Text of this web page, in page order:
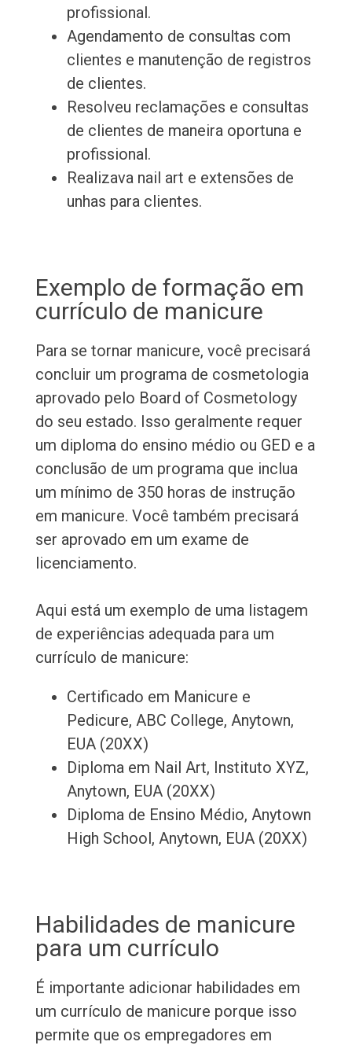
profissional.
Agendamento de consultas com
clientes e manutenção de registros
de clientes.
Resolveu reclamações e consultas
de clientes de maneira oportuna e
profissional.
Realizava nail art e extensões de
unhas para clientes.
Exemplo de formação em
currículo de manicure
Para se tornar manicure, você precisará
concluir um programa de cosmetologia
aprovado pelo Board of Cosmetology
do seu estado. Isso geralmente requer
um diploma do ensino médio ou GED e a
conclusão de um programa que inclua
um mínimo de 350 horas de instrução
em manicure. Você também precisará
ser aprovado em um exame de
licenciamento.
Aqui está um exemplo de uma listagem
de experiências adequada para um
currículo de manicure:
Certificado em Manicure e
Pedicure, ABC College, Anytown,
EUA (20XX)
Diploma em Nail Art, Instituto XYZ,
Anytown, EUA (20XX)
Diploma de Ensino Médio, Anytown
High School, Anytown, EUA (20XX)
Habilidades de manicure
para um currículo
É importante adicionar habilidades em
um currículo de manicure porque isso
permite que os empregadores em